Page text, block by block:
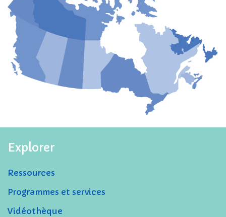
Explorer
Ressources
Programmes et services
Vidéothèque